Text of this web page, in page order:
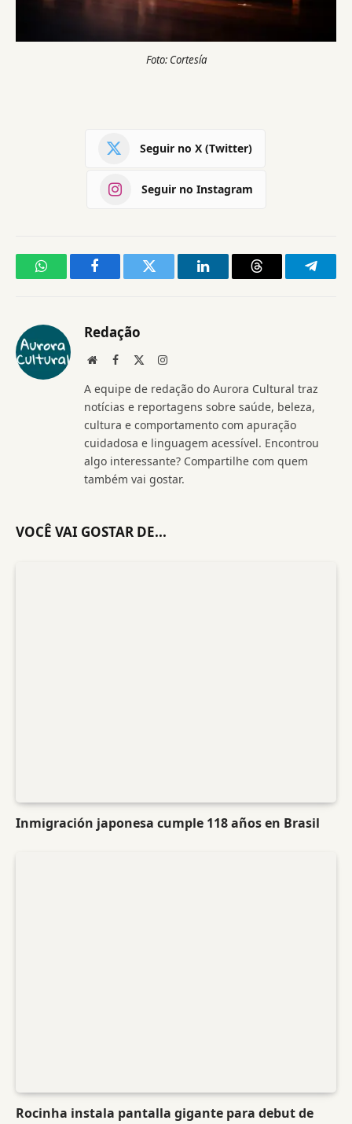
Foto: Cortesía
Seguir no X (Twitter)
Seguir no Instagram
WhatsAppFacebookTwitter LinkedInThreads
Redação
WebsiteFacebook Instagram
A equipe de redação do Aurora Cultural traz
notícias e reportagens sobre saúde, beleza,
cultura e comportamento com apuração
cuidadosa e linguagem acessível. Encontrou
algo interessante? Compartilhe com quem
também vai gostar.
VOCÊ VAI GOSTAR DE...
Inmigración japonesa cumple 118 años en Brasil
Rocinha instala pantalla gigante para debut de